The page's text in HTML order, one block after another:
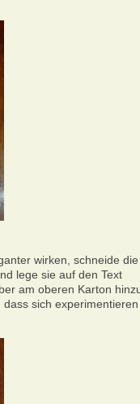
wirken, schneide die
lege sie auf den Text
am oberen Karton
sich experimentieren